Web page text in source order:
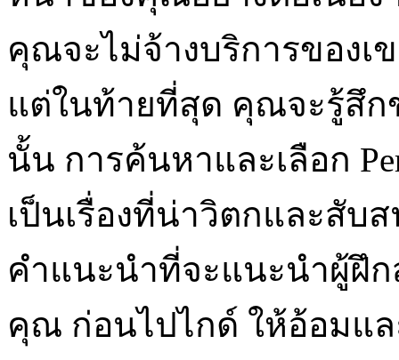
คุณจะไม่จ้างบริการของเ
แต่ในท้ายที่สุด คุณจะรู้สึ
นั้น การค้นหาและเลือก
เป็นเรื่องที่น่าวิตกและสั
คำแนะนำที่จะแนะนำผู้ฝึ
คุณ ก่อนไปไกด์ ให้อ้อมแล